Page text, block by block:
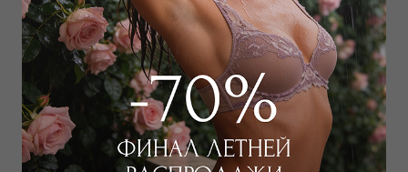
Халат
22 000₽ 9 900₽
Выбрать размер
Халат
24 000₽ 10 800₽
Выбрать размер